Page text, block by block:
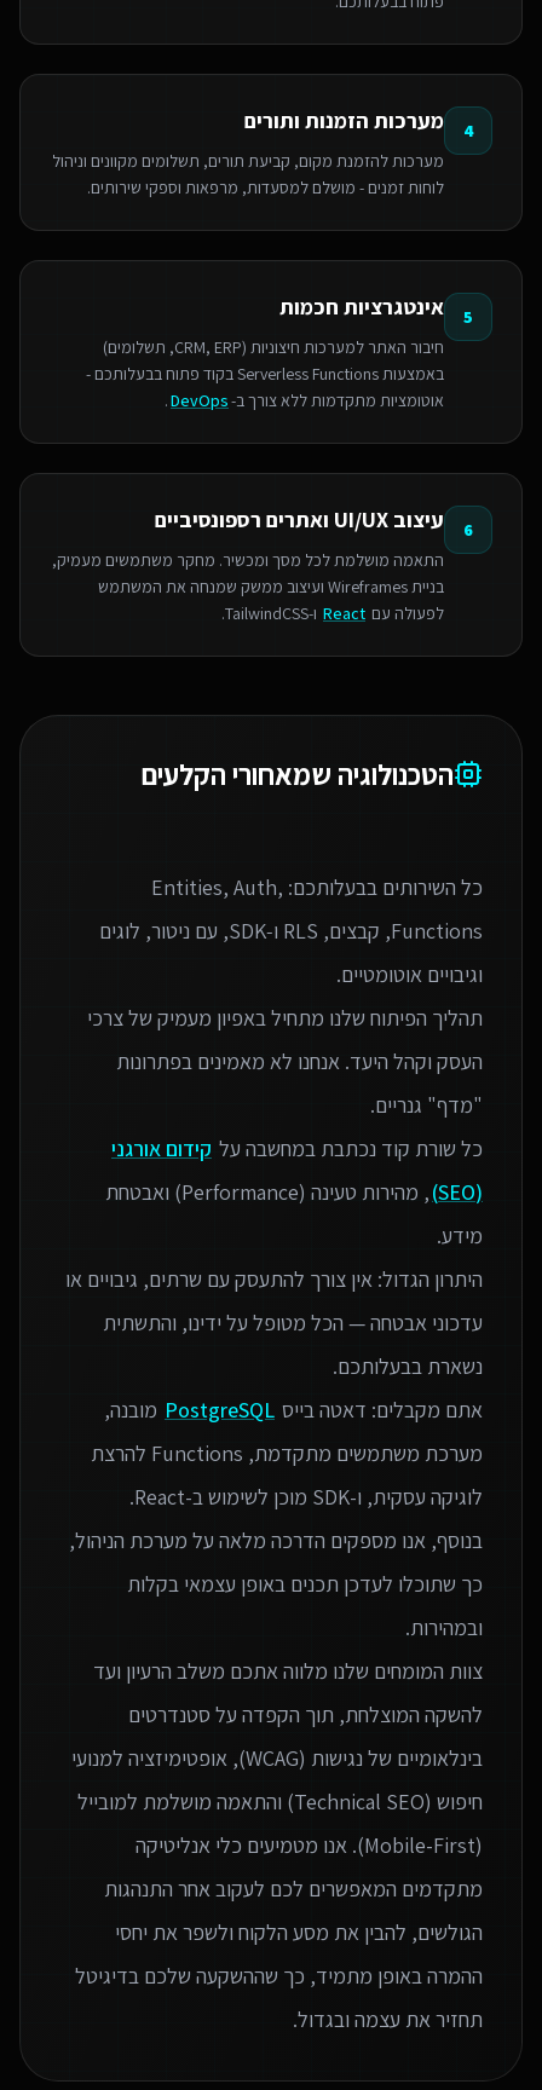
4 מערכות הזמנות ותורים
מערכות להזמנת מקום, קביעת תורים, תשלומים מקוונים וניהול
לוחות זמנים - מושלם למסעדות, מרפאות וספקי שירותים.
5 אינטגרציות חכמות
חיבור האתר למערכות חיצוניות (CRM, ERP, תשלומים)
באמצעות Serverless Functions בקוד פתוח בבעלותכם -
אוטומציות מתקדמות ללא צורך ב-DevOps
.
6 עיצוב UI/UX ואתרים רספונסיביים
התאמה מושלמת לכל מסך ומכשיר. מחקר משתמשים מעמיק,
בניית Wireframes ועיצוב ממשק שמנחה את המשתמש
לפעולה עם React ו-TailwindCSS.
הטכנולוגיה שמאחורי הקלעים
כל השירותים בבעלותכם: Entities, Auth,
Functions, קבצים, RLS ו‑SDK, עם ניטור, לוגים
תהליך הפיתוח שלנו מתחיל באפיון מעמיק של צרכי
העסק וקהל היעד. אנחנו לא מאמינים בפתרונות
כל שורת קוד נכתבת במחשבה על קידום אורגני
(SEO)
, מהירות טעינה (Performance) ואבטחת
היתרון הגדול: אין צורך להתעסק עם שרתים, גיבויים או
עדכוני אבטחה — הכל מטופל על ידינו, והתשתית
אתם מקבלים: דאטה בייס PostgreSQL מובנה,
מערכת משתמשים מתקדמת, Functions להרצת
בנוסף, אנו מספקים הדרכה מלאה על מערכת הניהול,
כך שתוכלו לעדכן תכנים באופן עצמאי בקלות
צוות המומחים שלנו מלווה אתכם משלב הרעיון ועד
להשקה המוצלחת, תוך הקפדה על סטנדרטים
בינלאומיים של נגישות (WCAG), אופטימיזציה למנועי
חיפוש (Technical SEO) והתאמה מושלמת למובייל
(Mobile-First). אנו מטמיעים כלי אנליטיקה
מתקדמים המאפשרים לכם לעקוב אחר התנהגות
הגולשים, להבין את מסע הלקוח ולשפר את יחסי
ההמרה באופן מתמיד, כך שההשקעה שלכם בדיגיטל
תחזיר את עצמה ובגדול.